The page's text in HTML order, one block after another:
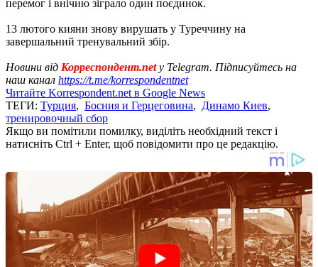
перемог і внічию зіграло один поєдинок.
13 лютого кияни знову вирушать у Туреччину на
завершальний тренувальний збір.
Новини від Корреспондент.netу Telegram. Підписуйтесь на
наш канал https://t.me/korrespondentnet
Читайте Korrespondent.net в Google News
ТЕГИ: Турция, Босния и Герцеговина, Динамо Киев,
тренировочный сбор
Якщо ви помітили помилку, виділіть необхідний текст і
натисніть Ctrl + Enter, щоб повідомити про це редакцію.